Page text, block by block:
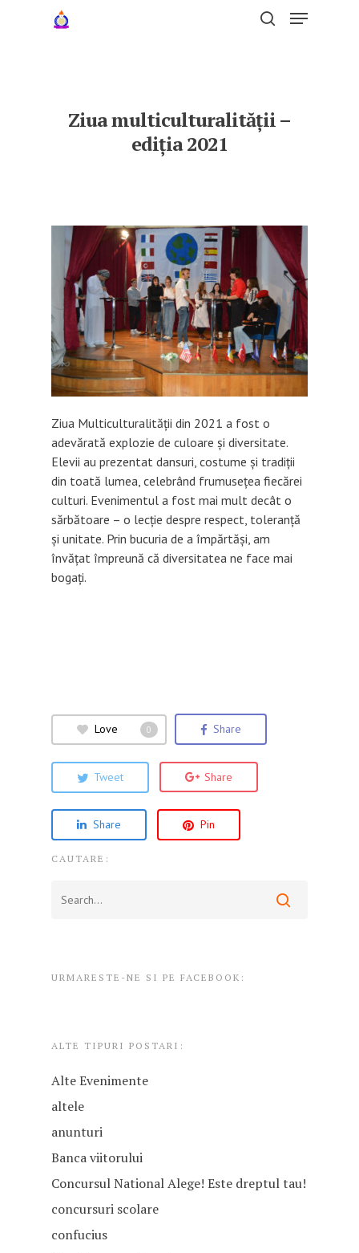
Ziua multiculturalității –
ediția 2021
Ziua Multiculturalității din 2021 a fost o
adevărată explozie de culoare și diversitate.
Elevii au prezentat dansuri, costume și tradiții
din toată lumea, celebrând frumusețea fiecărei
culturi. Evenimentul a fost mai mult decât o
sărbătoare – o lecție despre respect, toleranță
și unitate. Prin bucuria de a împărtăși, am
învățat împreună că diversitatea ne face mai
bogați.
Love 0 Share
Tweet Share
Share Pin
CAUTARE:
URMARESTE-NE SI PE FACEBOOK:
ALTE TIPURI POSTARI:
Alte Evenimente
altele
anunturi
Banca viitorului
Concursul National Alege! Este dreptul tau!
concursuri scolare
confucius